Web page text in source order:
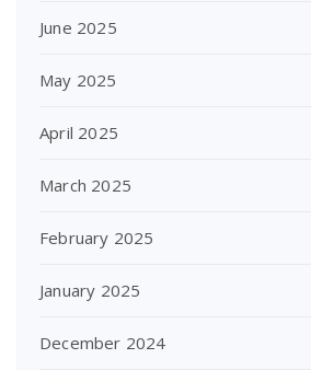
June 2025
May 2025
April 2025
March 2025
February 2025
January 2025
December 2024